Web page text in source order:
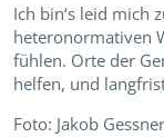
Ich bin‘s leid mich
heteronormativen
fühlen. Orte der
helfen, und
Foto: Jakob Gessner